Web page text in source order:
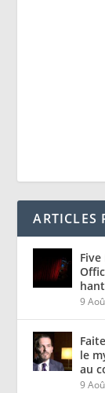
ARTICLES
9
le
au
9